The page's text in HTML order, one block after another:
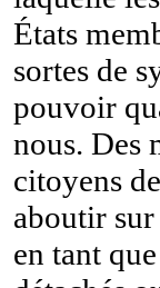
États
sortes de
pouvoir
nous. Des
citoyens
aboutir
en tant